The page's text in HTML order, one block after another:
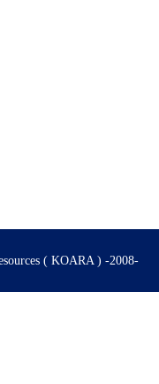
( KOARA ) -2008-